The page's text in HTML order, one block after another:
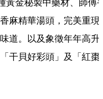
麻精華湯頭，完美重現
道。以及象徵年年高升
干貝好彩頭」及「紅棗